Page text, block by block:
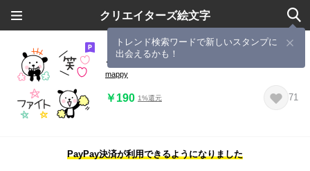
クリエイターズ絵文字
トレンド検索ワードで新しいスタンプに
出会えるかも！
ごちゃまぜ絵文字♡2
mappy
￥190 1%還元 71
PayPay決済が利用できるようになりました